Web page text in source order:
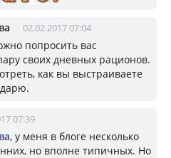
02.02.2017 07:04
попросить вас
своих дневных рационов.
как вы выстраиваете
07:39
, у меня в блоге несколько
но вполне типичных. Но